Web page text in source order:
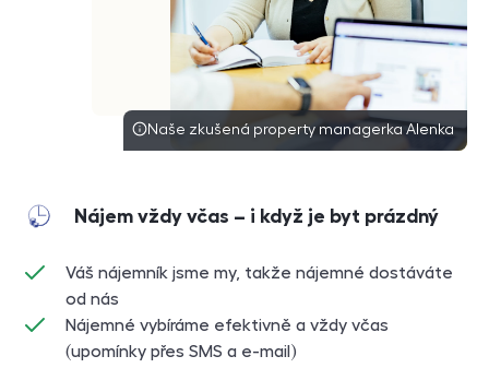
Naše zkušená property managerka Alenka
Nájem vždy včas – i když je byt prázdný
Váš nájemník jsme my, takže nájemné dostáváte
od nás
Nájemné vybíráme efektivně a vždy včas
(upomínky přes SMS a e-mail)